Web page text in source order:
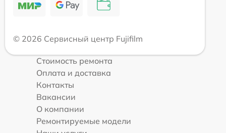
© 2026 Сервисный центр Fujifilm
Стоимость ремонта
Оплата и доставка
Контакты
Вакансии
О компании
Ремонтируемые модели